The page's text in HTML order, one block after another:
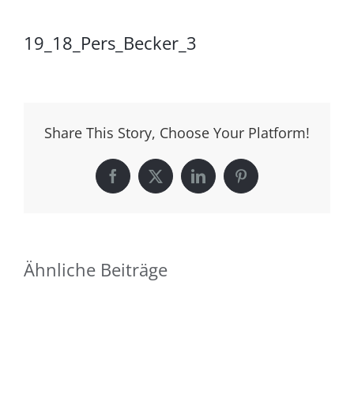
19_18_Pers_Becker_3
Share This Story, Choose Your Platform!
Facebook
X LinkedInPinterest
Ähnliche Beiträge